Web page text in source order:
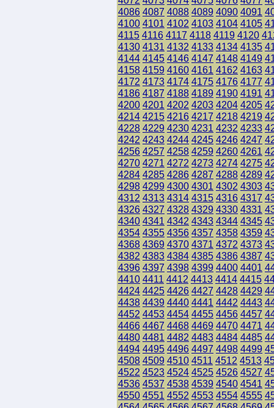
4086 4087 4088 4089 4090 4091
4100 4101 4102 4103 4104 4105
4115 4116 4117 4118 4119 4120
4130 4131 4132 4133 4134 4135
4144 4145 4146 4147 4148 4149
4158 4159 4160 4161 4162 4163
4172 4173 4174 4175 4176 4177
4186 4187 4188 4189 4190 4191
4200 4201 4202 4203 4204 4205
4214 4215 4216 4217 4218 4219
4228 4229 4230 4231 4232 4233
4242 4243 4244 4245 4246 4247
4256 4257 4258 4259 4260 4261
4270 4271 4272 4273 4274 4275
4284 4285 4286 4287 4288 4289
4298 4299 4300 4301 4302 4303
4312 4313 4314 4315 4316 4317
4326 4327 4328 4329 4330 4331
4340 4341 4342 4343 4344 4345
4354 4355 4356 4357 4358 4359
4368 4369 4370 4371 4372 4373
4382 4383 4384 4385 4386 4387
4396 4397 4398 4399 4400 4401
4410 4411 4412 4413 4414 4415
4424 4425 4426 4427 4428 4429
4438 4439 4440 4441 4442 4443
4452 4453 4454 4455 4456 4457
4466 4467 4468 4469 4470 4471
4480 4481 4482 4483 4484 4485
4494 4495 4496 4497 4498 4499
4508 4509 4510 4511 4512 4513
4522 4523 4524 4525 4526 4527
4536 4537 4538 4539 4540 4541
4550 4551 4552 4553 4554 4555